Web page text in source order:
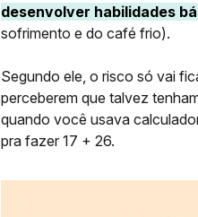
desenvolver habilidades
sofrimento e do café frio).
Segundo ele, o risco só vai
perceberem que talvez
quando você usava
pra fazer 17 + 26.